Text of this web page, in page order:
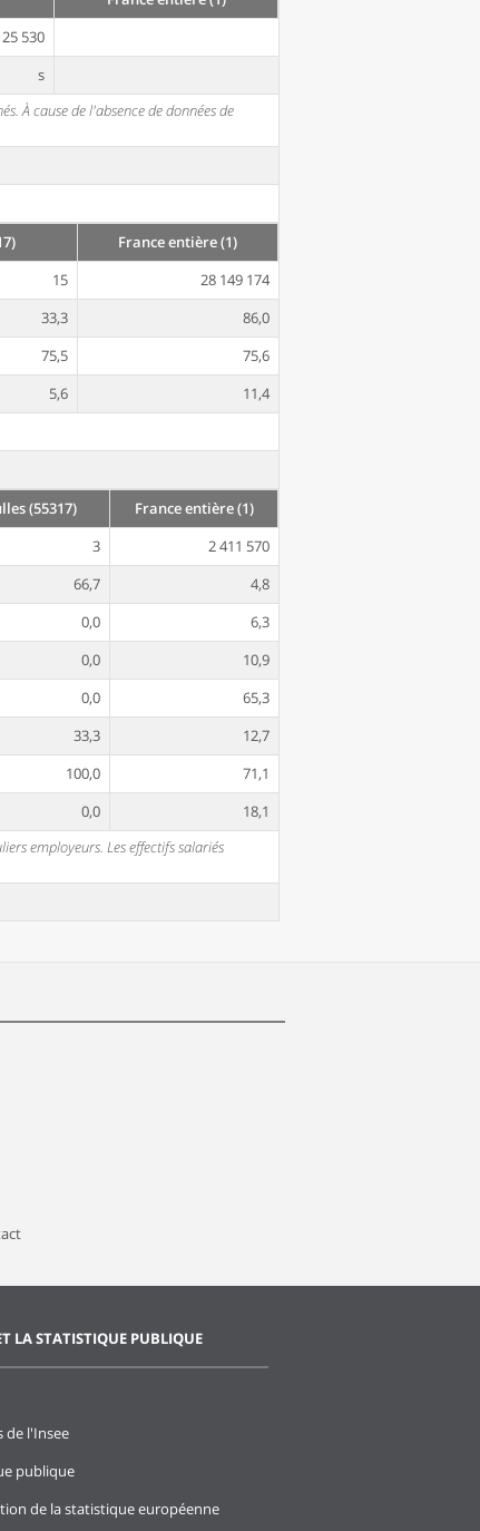
25 530
s
À cause de l'absence de données de
France entière (1)
15
28 149 174
33,3
86,0
75,5
75,6
5,6
11,4
(55317)
France entière (1)
3
2 411 570
66,7
4,8
0,0
6,3
0,0
10,9
0,0
65,3
33,3
12,7
100,0
71,1
0,0
18,1
employeurs. Les effectifs salariés
LA STATISTIQUE PUBLIQUE
de l'Insee
publique
de la statistique européenne